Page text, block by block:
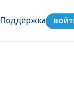
Поддержка